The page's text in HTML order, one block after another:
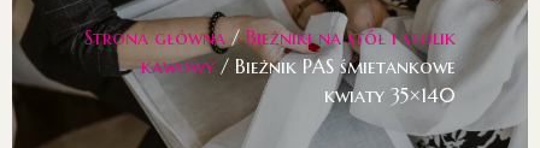
Strona główna /Bieżniki na stół i stolik
kawowy / Bieżnik PAS śmietankowe
kwiaty 35×140